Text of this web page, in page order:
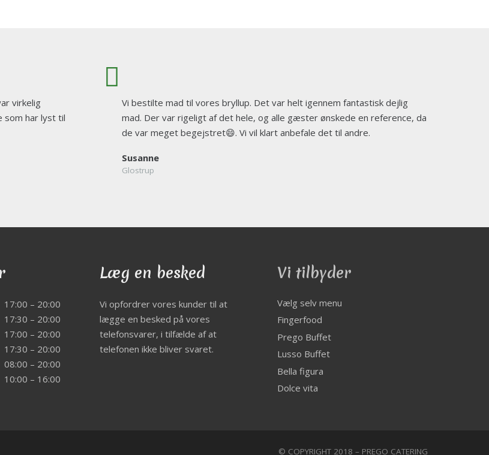
virkelig
som har lyst til
Vi bestilte mad til vores bryllup. Det var helt igennem fantastisk dejlig
mad. Der var rigeligt af det hele, og alle gæster ønskede en reference, da
de var meget begejstret😄. Vi vil klart anbefale det til andre.
Susanne
Glostrup
17:00 – 20:00
17:30 – 20:00
17:00 – 20:00
17:30 – 20:00
08:00 – 20:00
10:00 – 16:00
Læg en besked
Vi opfordrer vores kunder til at
lægge en besked på vores
telefonsvarer, i tilfælde af at
telefonen ikke bliver svaret.
Vi tilbyder
Vælg selv menu
Fingerfood
Prego Buffet
Lusso Buffet
Bella figura
Dolce vita
© COPYRIGHT 2018 – PREGO CATERING